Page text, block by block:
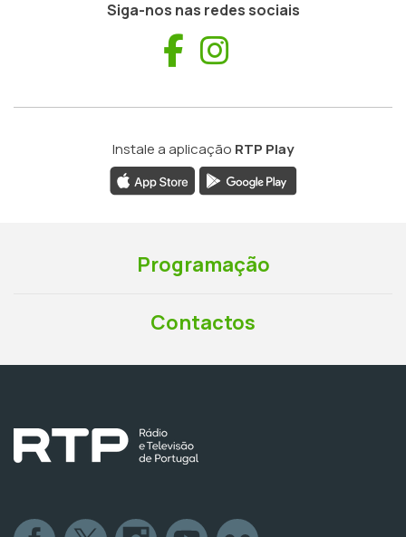
Siga-nos nas redes sociais
Facebook
Instale a aplicação RTP Play
Programação
Contactos